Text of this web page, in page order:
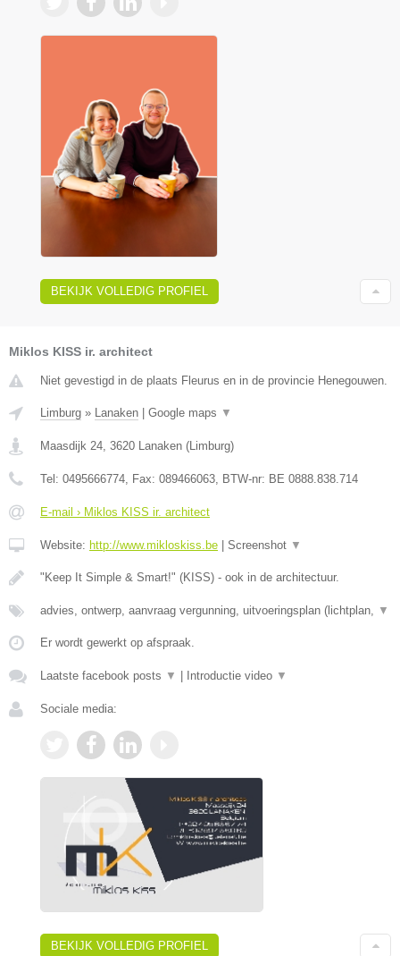
BEKIJK VOLLEDIG PROFIEL
Miklos KISS ir. architect
Niet gevestigd in de plaats Fleurus en in de provincie Henegouwen.
Limburg » Lanaken Google maps ▼
Maasdijk 24 3620 Lanaken ( Limburg)
Tel: 0495666774 , Fax: 089466063 , BTW-nr: BE 0888.838.714
E-mail › Miklos KISS ir. architect
Website: http://www.mikloskiss.be Screenshot ▼
"Keep It Simple & Smart!" (KISS) - ook in de architectuur.
advies, ontwerp, aanvraag vergunning, uitvoeringsplan (lichtplan, ▼
Er wordt gewerkt op afspraak.
Laatste facebook posts ▼ Introductie video ▼
Sociale media:
BEKIJK VOLLEDIG PROFIEL